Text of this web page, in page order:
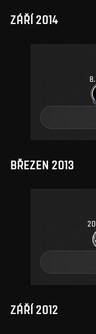
ZÁŘÍ 2014
8.
BŘEZEN 2013
20
ZÁŘÍ 2012